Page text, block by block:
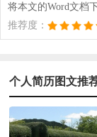
将本文的Word文档
推荐度：
个人简历图文推